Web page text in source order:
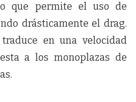
que permite el uso de
drásticamente el drag.
en una velocidad
a los monoplazas de